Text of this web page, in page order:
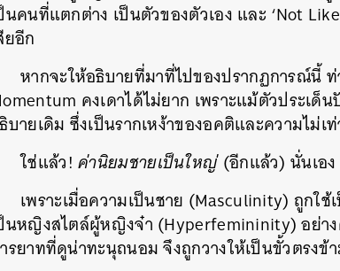
นคนที่แตกต่าง เป็นตัวของตัวเอง และ ‘Not
ยอีก
หากจะให้อธิบายที่มาที่ไปของปรากฏการณ์นี้
คงเดาได้ไม่ยาก เพราะแม้ตัวประเ
บายเดิม ซึ่งเป็นรากเหง้าของอคติและความไม่
ใช่แล้ว!ค่านิยมชายเป็นใหญ่(อีกแล้ว) นั่นเอง
เพราะเมื่อความเป็นชาย (Masculinity) ถูก
นหญิงสไตล์ผู้หญิงจ๋า (Hyperfemininity) อย่า
รยาทที่ดูน่าทะนุถนอม จึงถูกวางให้เป็นขั้วตรง